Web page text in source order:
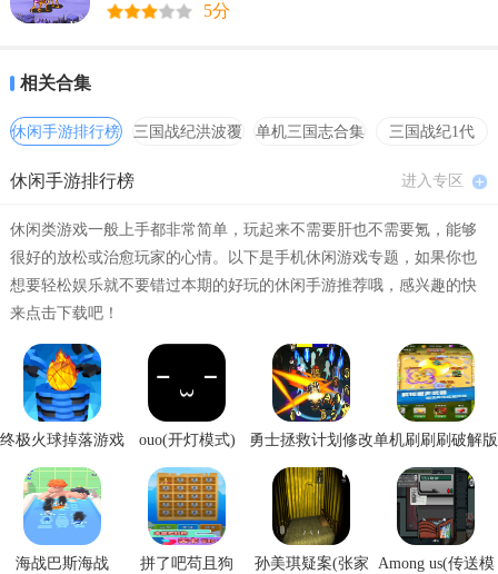
5分
相关合集
休闲手游排行榜
三国战纪洪波覆
单机三国志合集
三国战纪1代
休闲手游排行榜 进入专区
休闲类游戏一般上手都非常简单，玩起来不需要肝也不需要氪，能够
很好的放松或治愈玩家的心情。以下是手机休闲游戏专题，如果你也
想要轻松娱乐就不要错过本期的好玩的休闲手游推荐哦，感兴趣的快
来点击下载吧！
终极火球掉落游戏
ouo(开灯模式)
勇士拯救计划修改单机刷刷刷破解版
海战巴斯海战 拼了吧苟且狗
孙美琪疑案(张家 Among us(传送模